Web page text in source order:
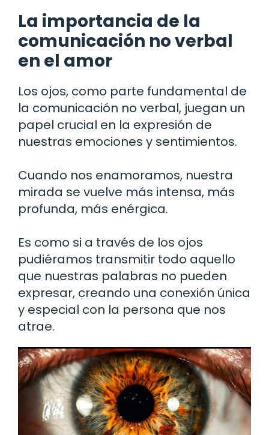
La importancia de la
comunicación no verbal
en el amor
Los ojos, como parte fundamental de
la comunicación no verbal, juegan un
papel crucial en la expresión de
nuestras emociones y sentimientos.
Cuando nos enamoramos, nuestra
mirada se vuelve más intensa, más
profunda, más enérgica.
Es como si a través de los ojos
pudiéramos transmitir todo aquello
que nuestras palabras no pueden
expresar, creando una conexión única
y especial con la persona que nos
atrae.